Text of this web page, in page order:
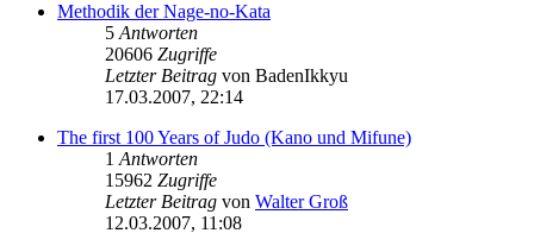
Methodik der Nage-no-Kata
5 Antworten
20606 Zugriffe
Letzter Beitrag von BadenIkkyu
17.03.2007, 22:14
The first 100 Years of Judo (Kano und Mifune)
1 Antworten
15962 Zugriffe
Letzter Beitrag von Walter Groß
12.03.2007, 11:08